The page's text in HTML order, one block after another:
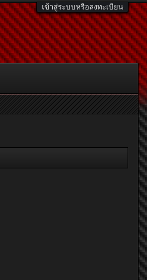
เข้าสู่ระบบหรือลงทะเบียน
ใหญ่ไปกับการเปิดฤดูกาล MotoGP ครั้งแร